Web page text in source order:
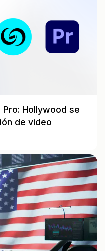
Pro: Hollywood se
de video